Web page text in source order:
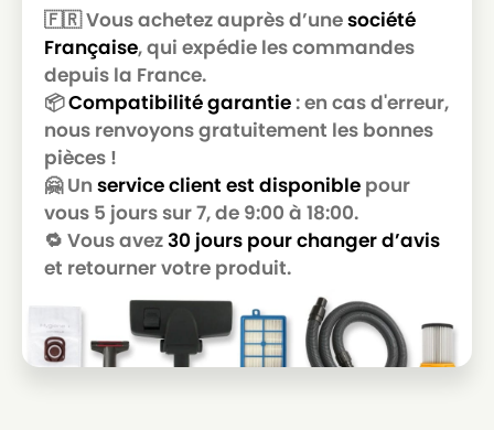
HOOVER
HOOVER JUNIOR(Série)
HOOVER
HOOVER JUNIOR1334
HOOVER
HOOVER JUNIOR1338
HOOVER
HOOVER JUNIOR1346
HOOVER
HOOVER JUNIOR1354
HOOVER
HOOVER JUNIOR1358
HOOVER
HOOVER JUNIOR612
HOOVER
HOOVER JUNIOR638
HOOVER
HOOVER JUNIOR652
🇫🇷 Vous achetez auprès d’unesociété
Française, qui expédie les commandes
depuis la France.
📦Compatibilité garantie: en cas d'erreur,
nous renvoyons gratuitement les bonnes
pièces !
🤗 Un service client est disponible pour
vous 5 jours sur 7, de 9:00 à 18:00.
🔁 Vous avez30 jours pour changer d’avis
et retourner votre produit.